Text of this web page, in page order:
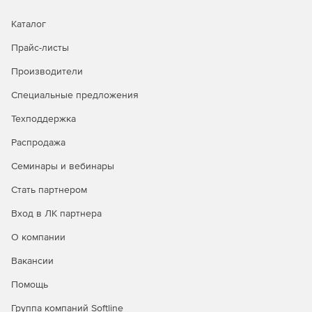
Каталог
Прайс-листы
Производители
Специальные предложения
Техподдержка
Распродажа
Семинары и вебинары
Стать партнером
Вход в ЛК партнера
О компании
Вакансии
Помощь
Группа компаний Softline